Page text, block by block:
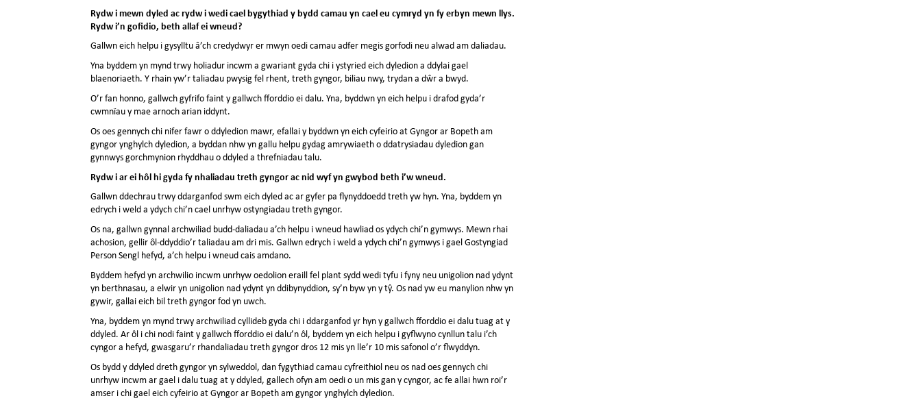
Rydw i mewn dyled ac rydw i wedi cael bygythiad y bydd camau yn cael eu cymryd yn fy erbyn mewn llys.
Rydw i’n gofidio, beth allaf ei wneud?
Gallwn eich helpu i gysylltu â’ch credydwyr er mwyn oedi camau adfer megis gorfodi neu alwad am daliadau.
Yna byddem yn mynd trwy holiadur incwm a gwariant gyda chi i ystyried eich dyledion a ddylai gael
blaenoriaeth. Y rhain yw’r taliadau pwysig fel rhent, treth gyngor, biliau nwy, trydan a dŵr a bwyd.
O’r fan honno, gallwch gyfrifo faint y gallwch fforddio ei dalu. Yna, byddwn yn eich helpu i drafod gyda’r
cwmnïau y mae arnoch arian iddynt.
Os oes gennych chi nifer fawr o ddyledion mawr, efallai y byddwn yn eich cyfeirio at Gyngor ar Bopeth am
gyngor ynghylch dyledion, a byddan nhw yn gallu helpu gydag amrywiaeth o ddatrysiadau dyledion gan
gynnwys gorchmynion rhyddhau o ddyled a threfniadau talu.
Rydw i ar ei hôl hi gyda fy nhaliadau treth gyngor ac nid wyf yn gwybod beth i’w wneud.
Gallwn ddechrau trwy ddarganfod swm eich dyled ac ar gyfer pa flynyddoedd treth yw hyn. Yna, byddem yn
edrych i weld a ydych chi’n cael unrhyw ostyngiadau treth gyngor.
Os na, gallwn gynnal archwiliad budd-daliadau a’ch helpu i wneud hawliad os ydych chi’n gymwys. Mewn rhai
achosion, gellir ôl-ddyddio’r taliadau am dri mis. Gallwn edrych i weld a ydych chi’n gymwys i gael Gostyngiad
Person Sengl hefyd, a’ch helpu i wneud cais amdano.
Byddem hefyd yn archwilio incwm unrhyw oedolion eraill fel plant sydd wedi tyfu i fyny neu unigolion nad ydynt
yn berthnasau, a elwir yn unigolion nad ydynt yn ddibynyddion, sy’n byw yn y tŷ. Os nad yw eu manylion nhw yn
gywir, gallai eich bil treth gyngor fod yn uwch.
Yna, byddem yn mynd trwy archwiliad cyllideb gyda chi i ddarganfod yr hyn y gallwch fforddio ei dalu tuag at y
ddyled. Ar ôl i chi nodi faint y gallwch fforddio ei dalu’n ôl, byddem yn eich helpu i gyflwyno cynllun talu i’ch
cyngor a hefyd, gwasgaru’r rhandaliadau treth gyngor dros 12 mis yn lle’r 10 mis safonol o’r flwyddyn.
Os bydd y ddyled dreth gyngor yn sylweddol, dan fygythiad camau cyfreithiol neu os nad oes gennych chi
unrhyw incwm ar gael i dalu tuag at y ddyled, gallech ofyn am oedi o un mis gan y cyngor, ac fe allai hwn roi’r
amser i chi gael eich cyfeirio at Gyngor ar Bopeth am gyngor ynghylch dyledion.